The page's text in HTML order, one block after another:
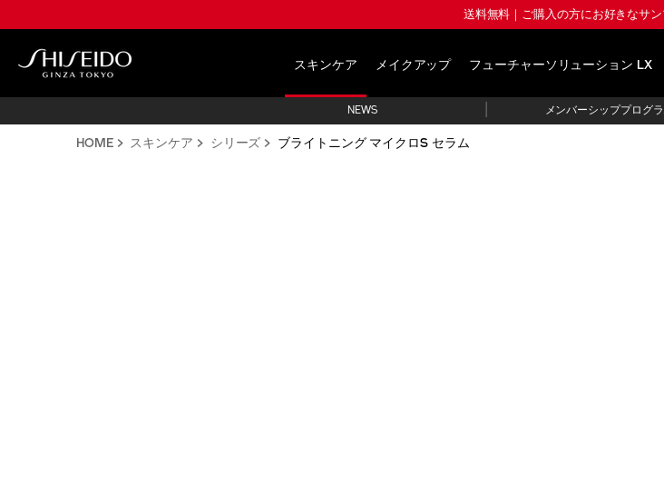
to
content
送料無料｜ご購入の方にお好きなサ
Shiseido
スキンケア メイクアップ フューチャーソリューション LX
NEWS メンバーシッププログ
HOME スキンケア シリーズ ブライトニング マイクロS セラム